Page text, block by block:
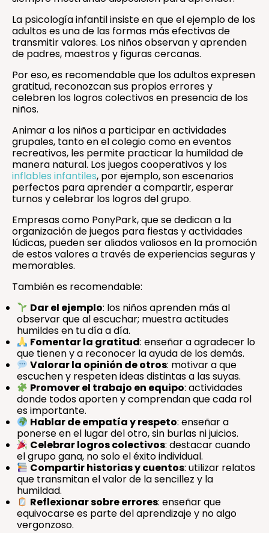
La psicología infantil insiste en que el ejemplo de los
adultos es una de las formas más efectivas de
transmitir valores. Los niños observan y aprenden
de padres, maestros y figuras cercanas.
Por eso, es recomendable que los adultos expresen
gratitud, reconozcan sus propios errores y
celebren los logros colectivos en presencia de los
niños.
Animar a los niños a participar en actividades
grupales, tanto en el colegio como en eventos
recreativos, les permite practicar la humildad de
manera natural. Los juegos cooperativos y los
inflables infantiles, por ejemplo, son escenarios
perfectos para aprender a compartir, esperar
turnos y celebrar los logros del grupo.
Empresas como PonyPark, que se dedican a la
organización de juegos para fiestas y actividades
lúdicas, pueden ser aliados valiosos en la promoción
de estos valores a través de experiencias seguras y
memorables.
También es recomendable:
Dar el ejemplo: los niños aprenden más al
observar que al escuchar; muestra actitudes
humildes en tu día a día.
Fomentar la gratitud: enseñar a agradecer lo
que tienen y a reconocer la ayuda de los demás.
Valorar la opinión de otros: motivar a que
escuchen y respeten ideas distintas a las suyas.
Promover el trabajo en equipo: actividades
donde todos aporten y comprendan que cada rol
es importante.
Hablar de empatía y respeto: enseñar a
ponerse en el lugar del otro, sin burlas ni juicios.
Celebrar logros colectivos: destacar cuando
el grupo gana, no solo el éxito individual.
Compartir historias y cuentos: utilizar relatos
que transmitan el valor de la sencillez y la
humildad.
Reflexionar sobre errores: enseñar que
equivocarse es parte del aprendizaje y no algo
vergonzoso.